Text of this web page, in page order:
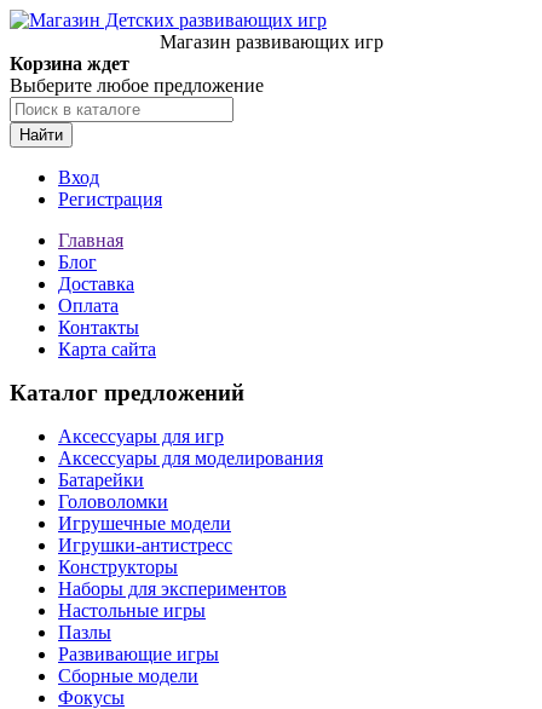
Магазин развивающих игр
Корзина ждет
Выберите любое предложение
Найти
Вход
Регистрация
Главная
Блог
Доставка
Оплата
Контакты
Карта сайта
Каталог предложений
Аксессуары для игр
Аксессуары для моделирования
Батарейки
Головоломки
Игрушечные модели
Игрушки-антистресс
Конструкторы
Наборы для экспериментов
Настольные игры
Пазлы
Развивающие игры
Сборные модели
Фокусы